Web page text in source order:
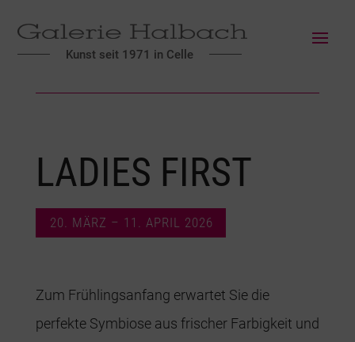
Kunst seit 1971 in Celle
LADIES FIRST
20. MÄRZ – 11. APRIL 2026
Zum Frühlingsanfang erwartet Sie die
perfekte Symbiose aus frischer Farbigkeit und